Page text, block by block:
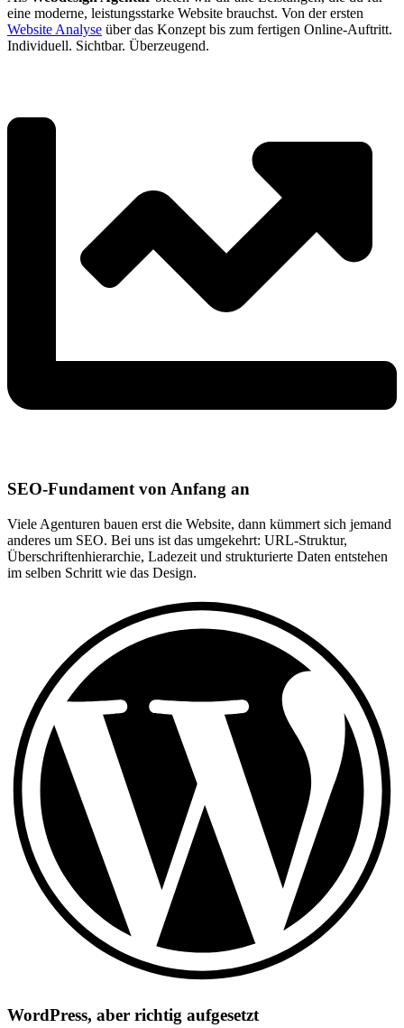
eine moderne, leistungsstarke Website brauchst. Von der ersten
Website Analyse über das Konzept bis zum fertigen Online-Auftritt.
Individuell. Sichtbar. Überzeugend.
SEO-Fundament von Anfang an
Viele Agenturen bauen erst die Website, dann kümmert sich jemand
anderes um SEO. Bei uns ist das umgekehrt: URL-Struktur,
Überschriftenhierarchie, Ladezeit und strukturierte Daten entstehen
im selben Schritt wie das Design.
WordPress, aber richtig aufgesetzt